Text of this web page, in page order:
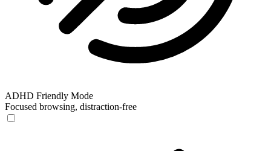
ADHD Friendly Mode
Focused browsing, distraction-free